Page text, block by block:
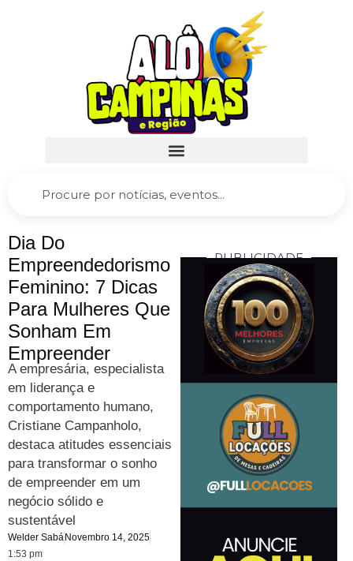
Dia Do
Empreendedorismo
Feminino: 7 Dicas
Para Mulheres Que
Sonham Em
Empreender
A empresária, especialista
em liderança e
comportamento humano,
Cristiane Campanholo,
destaca atitudes essenciais
para transformar o sonho
de empreender em um
negócio sólido e
sustentável
Welder Sabá Novembro 14, 2025
1:53 pm
PUBLICIDADE